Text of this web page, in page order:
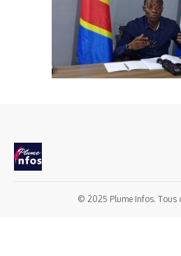
© 2025 Plume Infos. Tous